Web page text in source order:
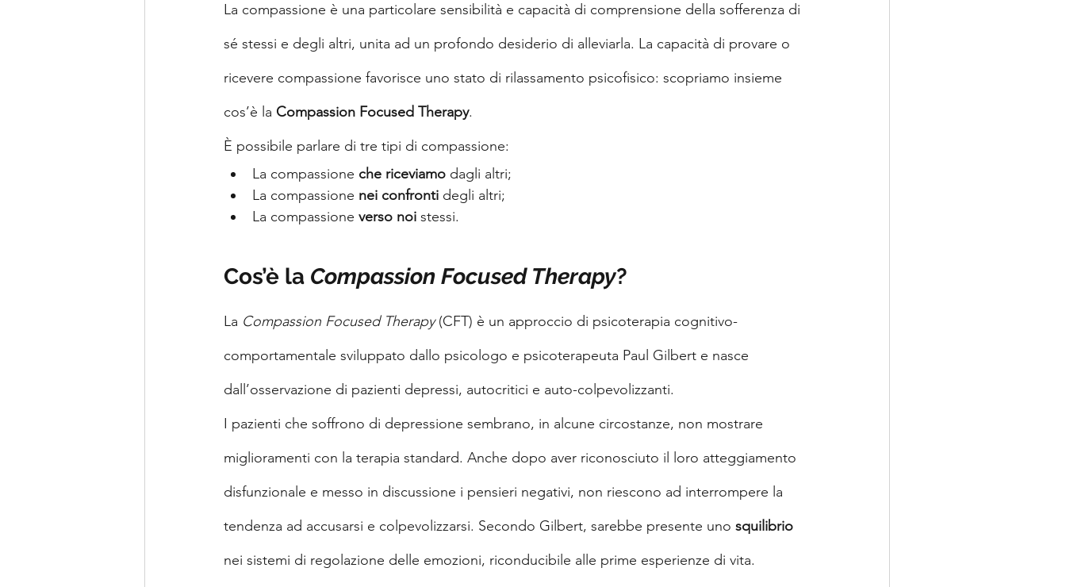
La compassione è una particolare sensibilità e capacità di comprensione della sofferenza di
sé stessi e degli altri, unita ad un profondo desiderio di alleviarla. La capacità di provare o
ricevere compassione favorisce uno stato di rilassamento psicofisico: scopriamo insieme
cos’è la Compassion Focused Therapy.
È possibile parlare di tre tipi di compassione:
La compassione che riceviamo dagli altri;
La compassione nei confronti degli altri;
La compassione verso noi stessi.
Cos’è la Compassion Focused Therapy?
La Compassion Focused Therapy (CFT) è un approccio di psicoterapia cognitivo-
comportamentale sviluppato dallo psicologo e psicoterapeuta Paul Gilbert e nasce
dall’osservazione di pazienti depressi, autocritici e auto-colpevolizzanti.
I pazienti che soffrono di depressione sembrano, in alcune circostanze, non mostrare
miglioramenti con la terapia standard. Anche dopo aver riconosciuto il loro atteggiamento
disfunzionale e messo in discussione i pensieri negativi, non riescono ad interrompere la
tendenza ad accusarsi e colpevolizzarsi. Secondo Gilbert, sarebbe presente uno squilibrio
nei sistemi di regolazione delle emozioni, riconducibile alle prime esperienze di vita.